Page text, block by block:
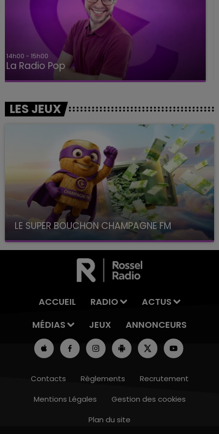
10h00 - 14h00
15h00 - 19h00
Le Club Champagne FM
LES JEUX
LE SUPER BOUCHON CHAMPAGNE FM
avec La Famille Champagne FM, à 8H10
ACCUEIL RADIO
ACTUS
MÉDIAS
JEUX ANNONCEURS
Contacts Règlements
Recrutement
Mentions Légales
Gestion des cookies
Plan du site